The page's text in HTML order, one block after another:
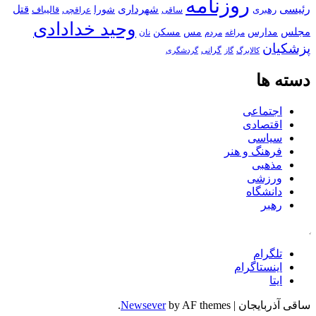
رئیسی رهبری روزنامه ساقی شهرداری شورا عراقچی قالیباف قتل
مجلس مدارس مراغه مردم مس مسکن نان وحید خدادادی
پزشکیان کالابرگ گاز گرانی گردشگری
دسته ها
اجتماعی
اقتصادی
سیاسی
فرهنگ و هنر
مذهبی
ورزشی
دانشگاه
رهبر
تلگرام
اینستاگرام
ایتا
ساقی آذربایجان |
Newseverby AF themes.